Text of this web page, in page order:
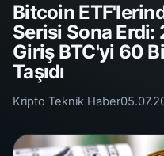
Bitcoin
Serisi Sona Erdi:
Giriş BTC'yi 60
Taşıdı
Kripto Teknik Haber